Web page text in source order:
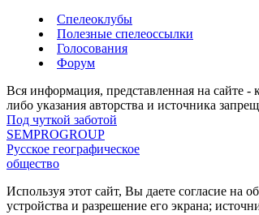
Спелеоклубы
Полезные спелеоссылки
Голосования
Форум
Вся информация, представленная на сайте -
либо указания авторства и источника
Под чуткой заботой
SEMPROGROUP
Русское географическое
общество
Используя этот сайт, Вы даете согласие на
устройства и разрешение его экрана;